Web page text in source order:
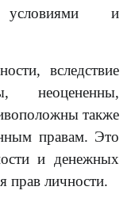
условиями и
вследствие
неоцененны,
также
правам. Это
и денежных
прав личности.